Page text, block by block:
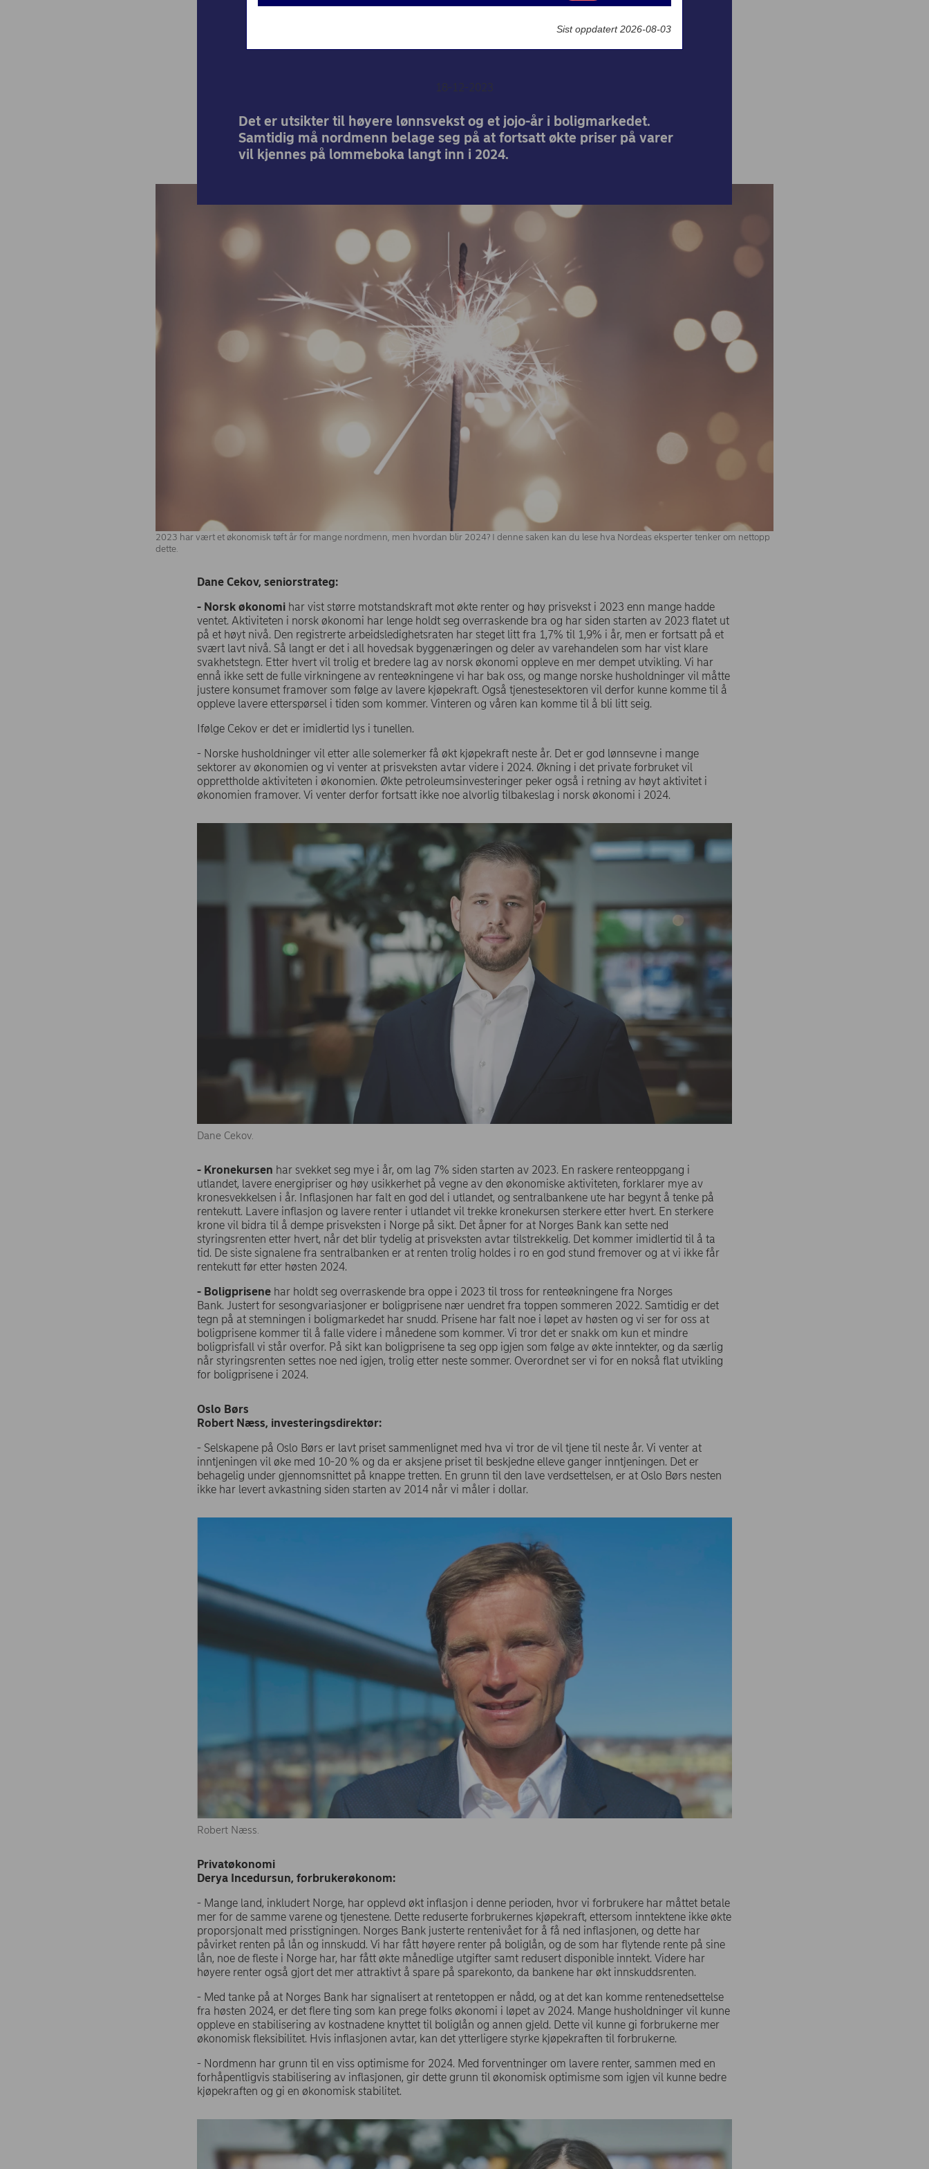
Dette sier Nordeas eksperter om
2024
18-12-2023
Det er utsikter til høyere lønnsvekst og et jojo-år i boligmarkedet.
Samtidig må nordmenn belage seg på at fortsatt økte priser på varer
vil kjennes på lommeboka langt inn i 2024.
2023 har vært et økonomisk tøft år for mange nordmenn, men hvordan blir 2024? I denne saken kan du lese hva Nordeas eksperter tenker om nettopp
dette.
Dane Cekov, seniorstrateg:
- Norsk økonomihar vist større motstandskraft mot økte renter og høy prisvekst i 2023 enn mange hadde
ventet. Aktiviteten i norsk økonomi har lenge holdt seg overraskende bra og har siden starten av 2023 flatet ut
på et høyt nivå. Den registrerte arbeidsledighetsraten har steget litt fra 1,7% til 1,9% i år, men er fortsatt på et
svært lavt nivå. Så langt er det i all hovedsak byggenæringen og deler av varehandelen som har vist klare
svakhetstegn. Etter hvert vil trolig et bredere lag av norsk økonomi oppleve en mer dempet utvikling. Vi har
ennå ikke sett de fulle virkningene av renteøkningene vi har bak oss, og mange norske husholdninger vil måtte
justere konsumet framover som følge av lavere kjøpekraft. Også tjenestesektoren vil derfor kunne komme til å
oppleve lavere etterspørsel i tiden som kommer. Vinteren og våren kan komme til å bli litt seig.
Ifølge Cekov er det er imidlertid lys i tunellen.
- Norske husholdninger vil etter alle solemerker få økt kjøpekraft neste år. Det er god lønnsevne i mange
sektorer av økonomien og vi venter at prisveksten avtar videre i 2024. Økning i det private forbruket vil
opprettholde aktiviteten i økonomien. Økte petroleumsinvesteringer peker også i retning av høyt aktivitet i
økonomien framover. Vi venter derfor fortsatt ikke noe alvorlig tilbakeslag i norsk økonomi i 2024.
Dane Cekov.
- Kronekursen har svekket seg mye i år, om lag 7% siden starten av 2023. En raskere renteoppgang i
utlandet, lavere energipriser og høy usikkerhet på vegne av den økonomiske aktiviteten, forklarer mye av
kronesvekkelsen i år. Inflasjonen har falt en god del i utlandet, og sentralbankene ute har begynt å tenke på
rentekutt. Lavere inflasjon og lavere renter i utlandet vil trekke kronekursen sterkere etter hvert. En sterkere
krone vil bidra til å dempe prisveksten i Norge på sikt. Det åpner for at Norges Bank kan sette ned
styringsrenten etter hvert, når det blir tydelig at prisveksten avtar tilstrekkelig. Det kommer imidlertid til å ta
tid. De siste signalene fra sentralbanken er at renten trolig holdes i ro en god stund fremover og at vi ikke får
rentekutt før etter høsten 2024.
- Boligprisenehar holdt seg overraskende bra oppe i 2023 til tross for renteøkningene fra Norges
Bank. Justert for sesongvariasjoner er boligprisene nær uendret fra toppen sommeren 2022. Samtidig er det
tegn på at stemningen i boligmarkedet har snudd. Prisene har falt noe i løpet av høsten og vi ser for oss at
boligprisene kommer til å falle videre i månedene som kommer. Vi tror det er snakk om kun et mindre
boligprisfall vi står overfor. På sikt kan boligprisene ta seg opp igjen som følge av økte inntekter, og da særlig
når styringsrenten settes noe ned igjen, trolig etter neste sommer. Overordnet ser vi for en nokså flat utvikling
for boligprisene i 2024.
Oslo Børs
Robert Næss, investeringsdirektør:
- Selskapene på Oslo Børs er lavt priset sammenlignet med hva vi tror de vil tjene til neste år. Vi venter at
inntjeningen vil øke med 10-20 % og da er aksjene priset til beskjedne elleve ganger inntjeningen. Det er
behagelig under gjennomsnittet på knappe tretten. En grunn til den lave verdsettelsen, er at Oslo Børs nesten
ikke har levert avkastning siden starten av 2014 når vi måler i dollar.
Robert Næss.
Privatøkonomi
Derya Incedursun, forbrukerøkonom:
- Mange land, inkludert Norge, har opplevd økt inflasjon i denne perioden, hvor vi forbrukere har måttet betale
mer for de samme varene og tjenestene. Dette reduserte forbrukernes kjøpekraft, ettersom inntektene ikke økte
proporsjonalt med prisstigningen. Norges Bank justerte rentenivået for å få ned inflasjonen, og dette har
påvirket renten på lån og innskudd. Vi har fått høyere renter på boliglån, og de som har flytende rente på sine
lån, noe de fleste i Norge har, har fått økte månedlige utgifter samt redusert disponible inntekt. Videre har
høyere renter også gjort det mer attraktivt å spare på sparekonto, da bankene har økt innskuddsrenten.
- Med tanke på at Norges Bank har signalisert at rentetoppen er nådd, og at det kan komme rentenedsettelse
fra høsten 2024, er det flere ting som kan prege folks økonomi i løpet av 2024. Mange husholdninger vil kunne
oppleve en stabilisering av kostnadene knyttet til boliglån og annen gjeld. Dette vil kunne gi forbrukerne mer
økonomisk fleksibilitet. Hvis inflasjonen avtar, kan det ytterligere styrke kjøpekraften til forbrukerne.
- Nordmenn har grunn til en viss optimisme for 2024. Med forventninger om lavere renter, sammen med en
forhåpentligvis stabilisering av inflasjonen, gir dette grunn til økonomisk optimisme som igjen vil kunne bedre
kjøpekraften og gi en økonomisk stabilitet.
Markedsføring
Sist oppdatert 2026-08-03